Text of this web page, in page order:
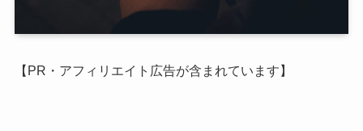
【PR・アフィリエイト広告が含まれています】